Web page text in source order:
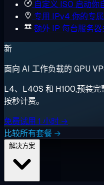
自定义 ISO 启动你
专用 IPv4 你的专
额外 IP 每台服务
新
面向 AI 工作负载的 GPU
L4、L40S 和 H100,预装完
按秒计费。
免费试用 1 小时 →
比较所有套餐 →